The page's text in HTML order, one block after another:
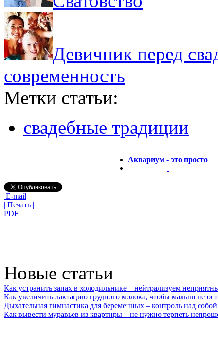
Девичник перед
современность
Метки статьи:
свадебные традиции
Аквариум - это просто
E-mail
| Печать |
PDF
Новые статьи
Как устранить запах в холодильнике – нейтрализуем
Как увеличить лактацию грудного молока, чтобы малыш не
Дыхательная гимнастика для беременных – контроль над собой
Как вывести муравьев из квартиры – не нужно терпеть